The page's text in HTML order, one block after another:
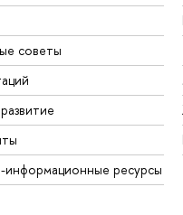
советы
информационные ресурсы